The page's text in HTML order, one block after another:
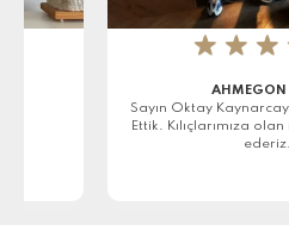
★ ★ ★
Sayın Oktay
Ettik. Kılıçlarımıza
ederiz.